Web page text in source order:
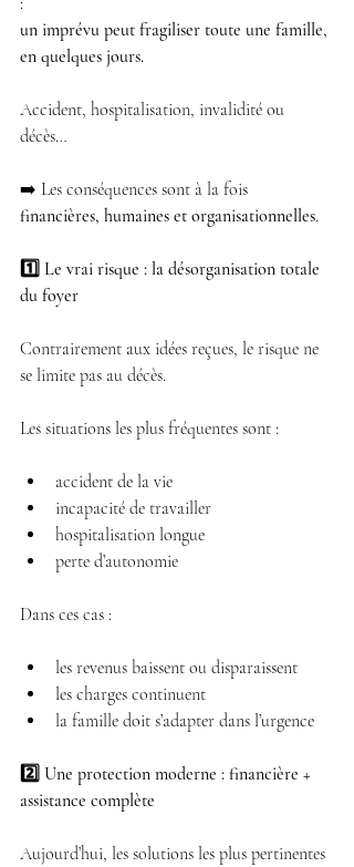
un imprévu peut fragiliser toute une famille,
en quelques jours.
Accident, hospitalisation, invalidité ou
décès…
➡️ Les conséquences sont à la fois
financières, humaines et organisationnelles.
1️⃣ Le vrai risque : la désorganisation totale
du foyer
Contrairement aux idées reçues, le risque ne
se limite pas au décès.
Les situations les plus fréquentes sont :
accident de la vie
incapacité de travailler
hospitalisation longue
perte d’autonomie
Dans ces cas :
les revenus baissent ou disparaissent
les charges continuent
la famille doit s’adapter dans l’urgence
2️⃣ Une protection moderne : financière +
assistance complète
Aujourd’hui, les solutions les plus pertinentes